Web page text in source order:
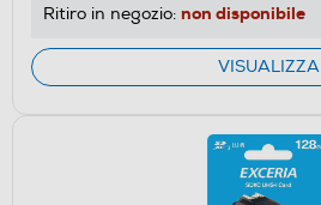
Ritiro in negozio: non disponibile
VISUALIZZA